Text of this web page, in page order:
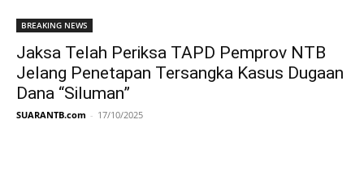
BREAKING NEWS
Jaksa Telah Periksa TAPD Pemprov NTB
Jelang Penetapan Tersangka Kasus Dugaan
Dana “Siluman”
SUARANTB.com - 17/10/2025